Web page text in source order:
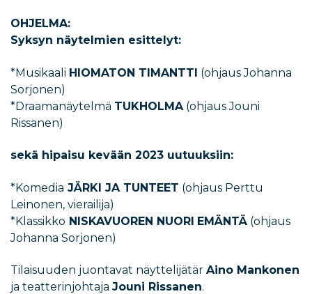
OHJELMA:
Syksyn näytelmien esittelyt:
*Musikaali HIOMATON TIMANTTI (ohjaus Johanna
Sorjonen)
*Draamanäytelmä TUKHOLMA (ohjaus Jouni
Rissanen)
sekä hipaisu kevään 2023 uutuuksiin:
*Komedia JÄRKI JA TUNTEET (ohjaus Perttu
Leinonen, vierailija)
*Klassikko NISKAVUOREN NUORI EMÄNTÄ (ohjaus
Johanna Sorjonen)
Tilaisuuden juontavat näyttelijätär Aino Mankonen
ja teatterinjohtaja Jouni Rissanen.